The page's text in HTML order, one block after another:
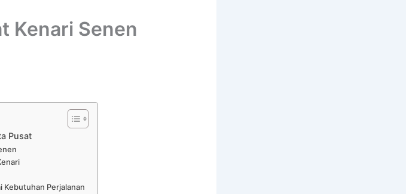
Kenari Senen
Pusat
Kebutuhan Perjalanan